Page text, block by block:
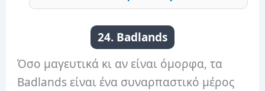
24. Badlands
Όσο μαγευτικά κι αν είναι όμορφα, τα
Badlands είναι ένα συναρπαστικό μέρος